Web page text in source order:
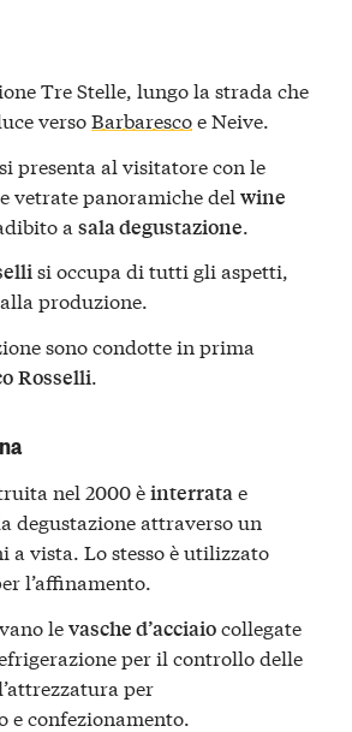
Tre Stelle, lungo la strada che
versoBarbarescoe Neive.
si presenta al visitatore con le
vetrate panoramiche delwine
asala degustazione.
si occupa di tutti gli aspetti,
produzione.
sono condotte in prima
Rosselli.
nel 2000 èinterratae
degustazione attraverso un
vista. Lo stesso è utilizzato
l’affinamento.
levasche d’acciaiocollegate
per il controllo delle
per
confezionamento.